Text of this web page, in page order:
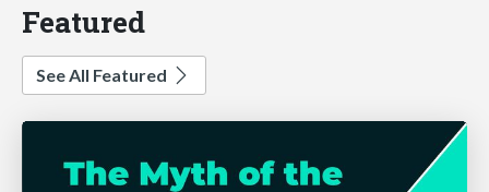
Featured
See All Featured